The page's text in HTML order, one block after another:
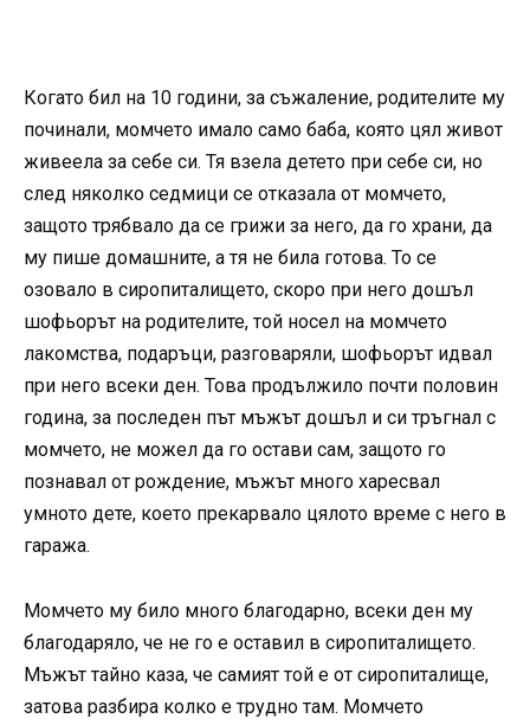
Когато бил на 10 години, за съжаление, родителите му
починали, момчето имало само баба, която цял живот
живеела за себе си. Тя взела детето при себе си, но
след няколко седмици се отказала от момчето,
защото трябвало да се грижи за него, да го храни, да
му пише домашните, а тя не била готова. То се
озовало в сиропиталището, скоро при него дошъл
шофьорът на родителите, той носел на момчето
лакомства, подаръци, разговаряли, шофьорът идвал
при него всеки ден. Това продължило почти половин
година, за последен път мъжът дошъл и си тръгнал с
момчето, не можел да го остави сам, защото го
познавал от рождение, мъжът много харесвал
умното дете, което прекарвало цялото време с него в
гаража.
Момчето му било много благодарно, всеки ден му
благодаряло, че не го е оставил в сиропиталището.
Мъжът тайно каза, че самият той е от сиропиталище,
затова разбира колко е трудно там. Момчето